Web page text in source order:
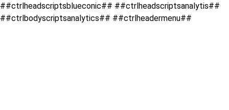
##ctrlheadscriptsblueconic## ##ctrlheadscriptsanalytis##
##ctrlbodyscriptsanalytics## ##ctrlheadermenu##